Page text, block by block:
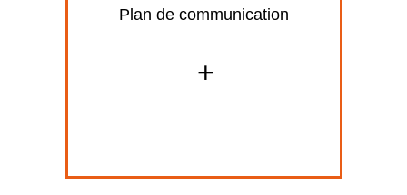
Plan de communication
+